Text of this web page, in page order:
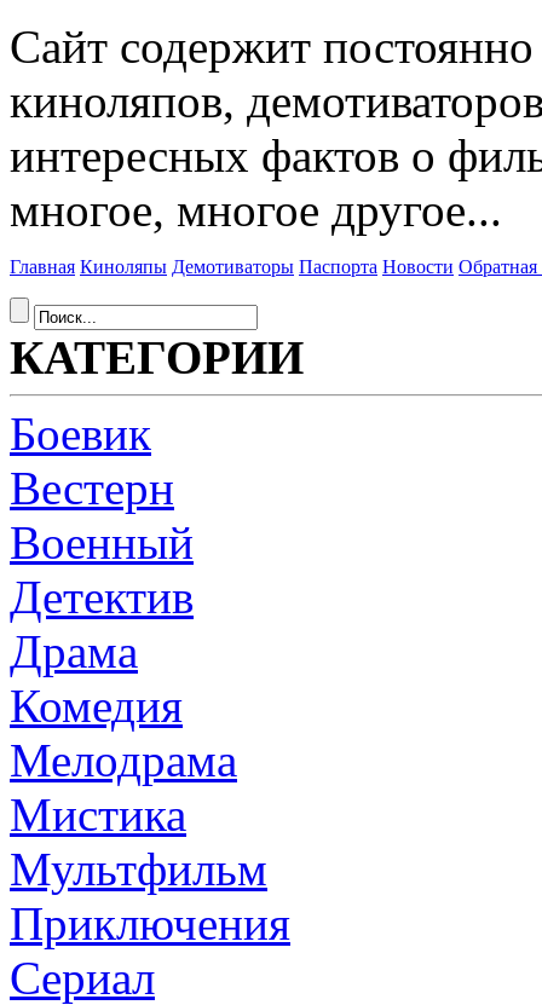
Сайт содержит
киноляпов,
интересных фактов о
многое, многое другое...
Главная Киноляпы Демотиваторы Паспорта Новости Обратная
КАТЕГОРИИ
Боевик
Вестерн
Военный
Детектив
Драма
Комедия
Мелодрама
Мистика
Мультфильм
Приключения
Сериал